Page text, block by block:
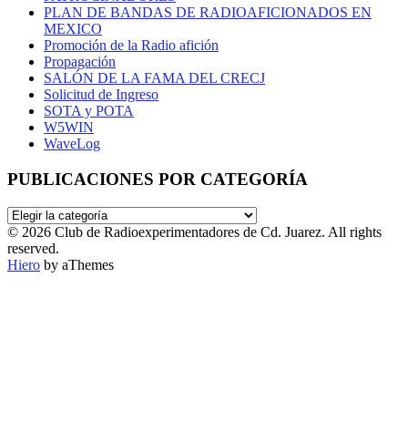
PLAN DE BANDAS DE RADIOAFICIONADOS EN
MEXICO
Promoción de la Radio afición
Propagación
SALÓN DE LA FAMA DEL CRECJ
Solicitud de Ingreso
SOTA y POTA
W5WIN
WaveLog
PUBLICACIONES POR CATEGORÍA
PUBLICACIONES
POR
CATEGORÍA
© 2026 Club de Radioexperimentadores de Cd. Juarez. All rights
reserved.
Hiero by aThemes